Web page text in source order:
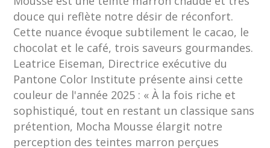
douce qui reflète notre désir de réconfort.
Cette nuance évoque subtilement le cacao, le
chocolat et le café, trois saveurs gourmandes.
Leatrice Eiseman, Directrice exécutive du
Pantone Color Institute présente ainsi cette
couleur de l'année 2025 : « À la fois riche et
sophistiqué, tout en restant un classique sans
prétention, Mocha Mousse élargit notre
perception des teintes marron perçues